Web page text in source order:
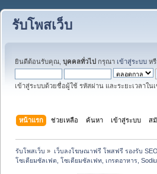
รับโพสเว็บ
ยินดีต้อนรับคุณ, บุคคลทั่วไป กรุณา เข้าสู่ระบบ ห
เข้าสู่ระบบด้วยชื่อผู้ใช้ รหัสผ่าน และระยะเวลาใน
หน้าแรก ช่วยเหลือ ค้นหา เข้าสู่ระบบ ส
รับโพสเว็บ » เว็บลงโฆษณาฟรี โพสฟรี รองรับ
โซเดียมซัลเฟต, โซเดียมซัลเฟท, เกรดอาหาร,